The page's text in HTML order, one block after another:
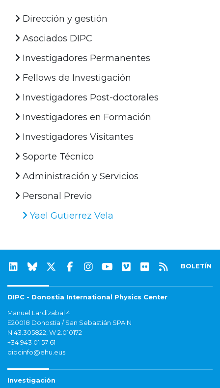
Dirección y gestión
Asociados DIPC
Investigadores Permanentes
Fellows de Investigación
Investigadores Post-doctorales
Investigadores en Formación
Investigadores Visitantes
Soporte Técnico
Administración y Servicios
Personal Previo
Yael Gutierrez Vela
BOLETÍN
DIPC - Donostia International Physics Center
Manuel Lardizabal 4
E20018 Donostia / San Sebastián SPAIN
N 43.305822, W 2.010172
+34 943 01 57 61
dipcinfo@ehu.eus
Investigación